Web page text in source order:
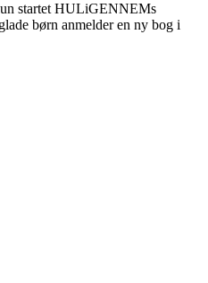
startet HULiGENNEMs
børn anmelder en ny bog i